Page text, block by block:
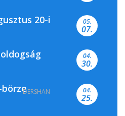
20-i 05.
07.
04.
30.
börze 04.
25.
DERSHAN